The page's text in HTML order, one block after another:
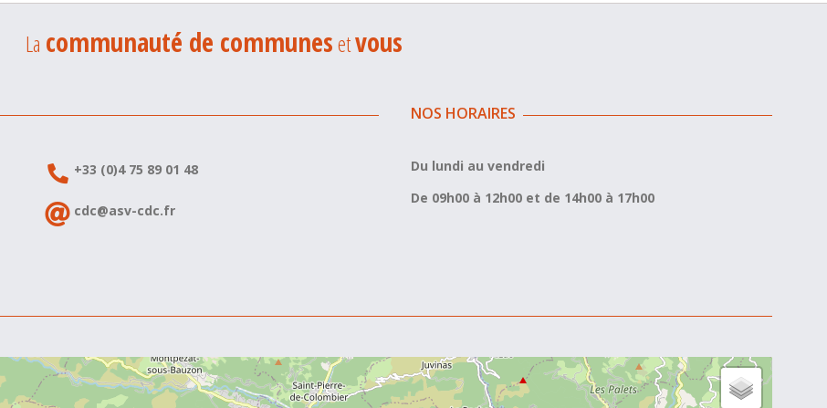
La communauté de communesetvous
+33 (0)4 75 89 01 48
cdc@asv-cdc.fr
NOS HORAIRES
Du lundi au vendredi
De 09h00 à 12h00 et de 14h00 à 17h00